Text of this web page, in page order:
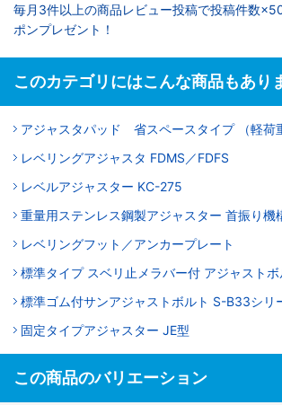
毎月3件以上の商品レビュー投稿で投稿件数
ポンプレゼント！
このカテゴリにはこんな商品もあり
アジャスタパッド 省スペースタイプ （軽荷
レベリングアジャスタ FDMS／FDFS
レベルアジャスター KC-275
重量用ステンレス鋼製アジャスター 首振り機
レベリングフット／アンカープレート
標準タイプ スベリ止メラバー付 アジャスト
標準ゴム付サンアジャストボルト S-B33シリ
固定タイプアジャスター JE型
この商品のバリエーション